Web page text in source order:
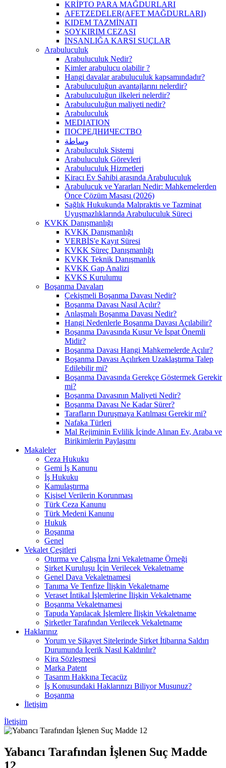
KRİPTO PARA MAĞDURLARI
AFETZEDELER(AFET MAĞDURLARI)
KIDEM TAZMİNATI
SOYKIRIM CEZASI
İNSANLIĞA KARŞI SUÇLAR
Arabuluculuk
Arabuluculuk Nedir?
Kimler arabulucu olabilir ?
Hangi davalar arabuluculuk kapsamındadır?
Arabuluculuğun avantajlarını nelerdir?
Arabuluculuğun ilkeleri nelerdir?
Arabuluculuğun maliyeti nedir?
Arabuluculuk
MEDIATION
ПОСРЕДНИЧЕСТВО
وساطة
Arabuluculuk Sistemi
Arabuluculuk Görevleri
Arabuluculuk Hizmetleri
Kiracı Ev Sahibi arasında Arabuluculuk
Arabulucuk ve Yararları Nedir: Mahkemelerden
Önce Çözüm Masası (2026)
Sağlık Hukukunda Malpraktis ve Tazminat
Uyuşmazlıklarında Arabuluculuk Süreci
KVKK Danışmanlığı
KVKK Danışmanlığı
VERBİS'e Kayıt Süresi
KVKK Süreç Danışmanlığı
KVKK Teknik Danışmanlık
KVKK Gap Analizi
KVKS Kurulumu
Boşanma Davaları
Çekişmeli Boşanma Davası Nedir?
Boşanma Davası Nasıl Açılır?
Anlaşmalı Boşanma Davası Nedir?
Hangi Nedenlerle Boşanma Davası Açılabilir?
Boşanma Davasında Kusur Ve İspat Önemli
Midir?
Boşanma Davası Hangi Mahkemelerde Açılır?
Boşanma Davası Açılırken Uzaklaştırma Talep
Edilebilir mi?
Boşanma Davasında Gerekçe Göstermek Gerekir
mi?
Boşanma Davasının Maliyeti Nedir?
Boşanma Davası Ne Kadar Sürer?
Tarafların Duruşmaya Katılması Gerekir mi?
Nafaka Türleri
Mal Rejiminin Evlilik İçinde Alınan Ev, Araba ve
Birikimlerin Paylaşımı
Makaleler
Ceza Hukuku
Gemi İş Kanunu
İş Hukuku
Kamulaştırma
Kişisel Verilerin Korunması
Türk Ceza Kanunu
Türk Medeni Kanunu
Hukuk
Boşanma
Genel
Vekalet Çeşitleri
Oturma ve Çalışma İzni Vekaletname Örneği
Şirket Kuruluşu İçin Verilecek Vekaletname
Genel Dava Vekaletnamesi
Tanıma Ve Tenfize İlişkin Vekaletname
Veraset İntikal İşlemlerine İlişkin Vekaletname
Boşanma Vekaletnamesi
Tapuda Yapılacak İşlemlere İlişkin Vekaletname
Şirketler Tarafından Verilecek Vekaletname
Haklarınız
Yorum ve Şikayet Sitelerinde Şirket İtibarına Saldırı
Durumunda İçerik Nasıl Kaldırılır?
Kira Sözleşmesi
Marka Patent
Tasarım Hakkına Tecacüz
İş Konusundaki Haklarınızı Biliyor Musunuz?
Boşanma
İletişim
İletişim
Yabancı Tarafından İşlenen Suç Madde